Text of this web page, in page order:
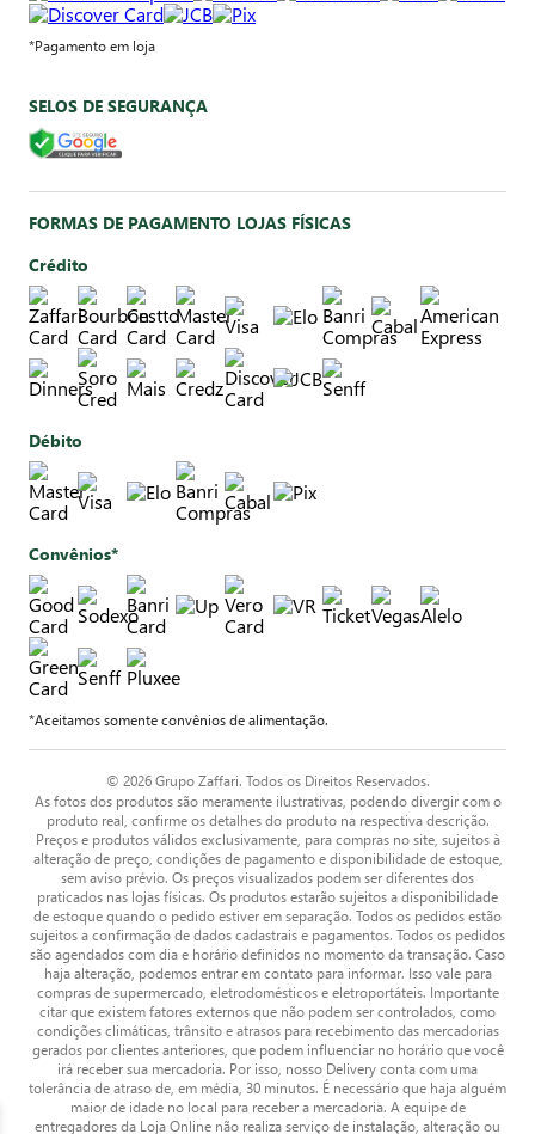
*Pagamento em loja
SELOS DE SEGURANÇA
FORMAS DE PAGAMENTO LOJAS FÍSICAS
Crédito
Débito
Convênios*
*Aceitamos somente convênios de alimentação.
© 2026 Grupo Zaffari. Todos os Direitos Reservados.
As fotos dos produtos são meramente ilustrativas, podendo divergir com o
produto real, confirme os detalhes do produto na respectiva descrição.
Preços e produtos válidos exclusivamente, para compras no site, sujeitos à
alteração de preço, condições de pagamento e disponibilidade de estoque,
sem aviso prévio. Os preços visualizados podem ser diferentes dos
praticados nas lojas físicas. Os produtos estarão sujeitos a disponibilidade
de estoque quando o pedido estiver em separação. Todos os pedidos estão
sujeitos a confirmação de dados cadastrais e pagamentos. Todos os pedidos
são agendados com dia e horário definidos no momento da transação. Caso
haja alteração, podemos entrar em contato para informar. Isso vale para
compras de supermercado, eletrodomésticos e eletroportáteis. Importante
citar que existem fatores externos que não podem ser controlados, como
condições climáticas, trânsito e atrasos para recebimento das mercadorias
gerados por clientes anteriores, que podem influenciar no horário que você
irá receber sua mercadoria. Por isso, nosso Delivery conta com uma
tolerância de atraso de, em média, 30 minutos. É necessário que haja alguém
maior de idade no local para receber a mercadoria. A equipe de
entregadores da Loja Online não realiza serviço de instalação, alteração ou